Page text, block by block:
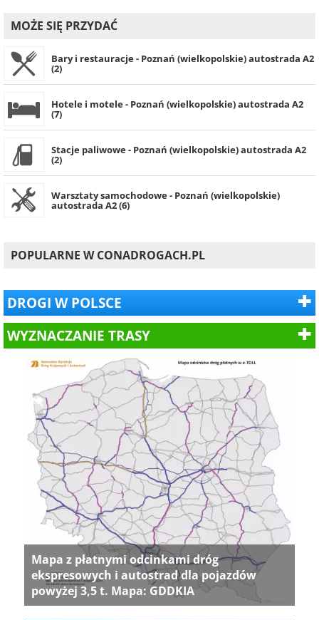
MOŻE SIĘ PRZYDAĆ
Bary i restauracje - Poznań (wielkopolskie) autostrada A2
(2)
Hotele i motele - Poznań (wielkopolskie) autostrada A2
(7)
Stacje paliwowe - Poznań (wielkopolskie) autostrada A2
(2)
Warsztaty samochodowe - Poznań (wielkopolskie)
autostrada A2 (6)
POPULARNE W CONADROGACH.PL
DROGI W POLSCE
WYZNACZANIE TRASY
Mapa z płatnymi odcinkami dróg
ekspresowych i autostrad dla pojazdów
powyżej 3,5 t. Mapa: GDDKIA